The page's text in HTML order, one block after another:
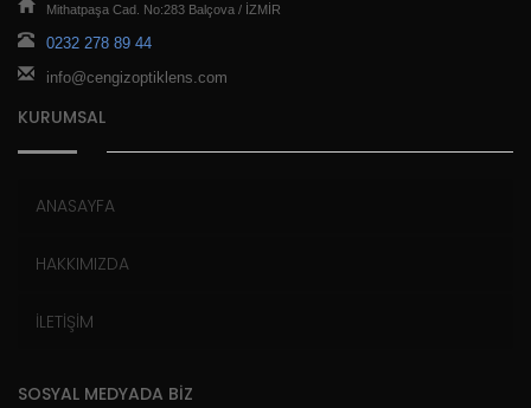
Mithatpaşa Cad. No:283 Balçova / İZMİR
0232 278 89 44
info@cengizoptiklens.com
KURUMSAL
ANASAYFA
HAKKIMIZDA
İLETİŞİM
SOSYAL MEDYADA BİZ